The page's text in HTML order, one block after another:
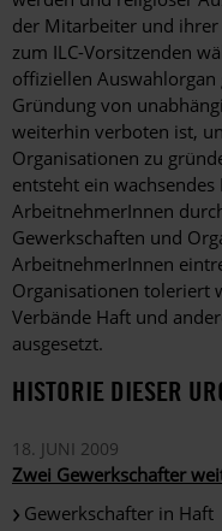
der Mitarbeiter und ihrer
zum ILC-Vorsitzenden
offiziellen
Gründung von
weiterhin verboten ist,
Organisationen zu
entsteht ein
ArbeitnehmerInnen
Gewerkschaften und
ArbeitnehmerInnen
Organisationen toleriert
Verbände Haft und
ausgesetzt.
HISTORIE DIESER
18. JUNI 2009
Zwei Gewerkschafter
Gewerkschafter in Haft